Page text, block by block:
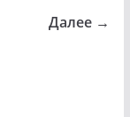
Далее →